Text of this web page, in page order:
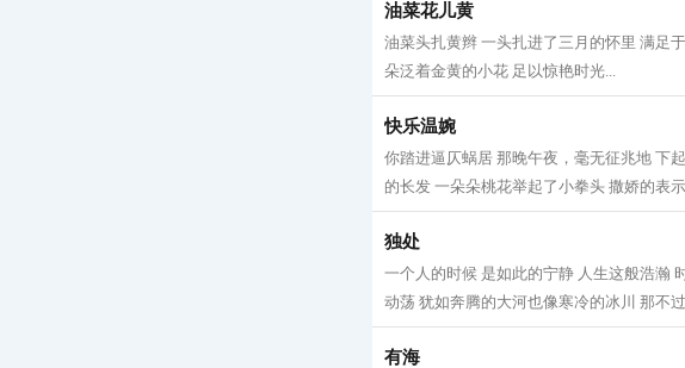
油菜花儿黄
油菜头扎黄辫 一头扎进了三月的怀里 满足
朵泛着金黄的小花 足以惊艳时光...
快乐温婉
你踏进逼仄蜗居 那晚午夜，毫无征兆地 下
的长发 一朵朵桃花举起了小拳头 撒娇的表
独处
一个人的时候 是如此的宁静 人生这般浩瀚
动荡 犹如奔腾的大河也像寒冷的冰川 那不
有海